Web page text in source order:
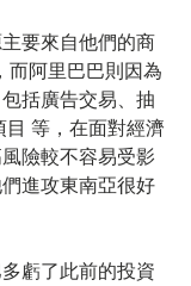
要來自他們的商
而阿里巴巴則因為
括廣告交易、抽
等，在面對經濟
險較不容易受影
進攻東南亞很好
虧了此前的投資